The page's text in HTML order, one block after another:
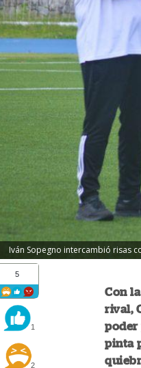
Iván Sopegno intercambió risas
5
1
2
Con
rival,
poder
pinta